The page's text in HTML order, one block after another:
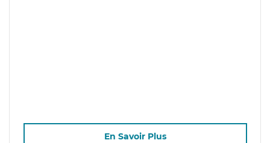
En Savoir Plus